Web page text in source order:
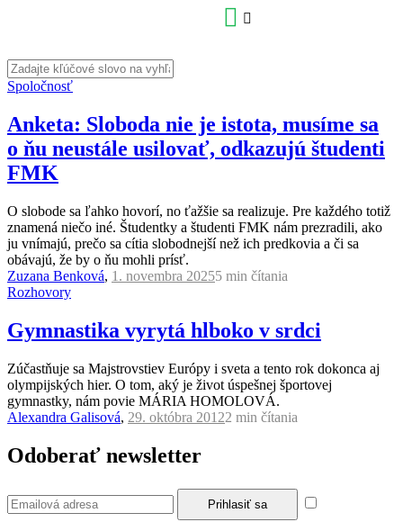
Spoločnosť
Anketa: Sloboda nie je istota, musíme sa
o ňu neustále usilovať, odkazujú študenti
FMK
O slobode sa ľahko hovorí, no ťažšie sa realizuje. Pre každého totiž
znamená niečo iné. Študentky a študenti FMK nám prezradili, ako
ju vnímajú, prečo sa cítia slobodnejší než ich predkovia a či sa
obávajú, že by o ňu mohli prísť.
Zuzana Benková, 1. novembra 20255 min čítania
Rozhovory
Gymnastika vyrytá hlboko v srdci
Zúčastňuje sa Majstrovstiev Európy i sveta a tento rok dokonca aj
olympijských hier. O tom, aký je život úspešnej športovej
gymnastky, nám povie MÁRIA HOMOLOVÁ.
Alexandra Galisová, 29. októbra 20122 min čítania
Odoberať newsletter